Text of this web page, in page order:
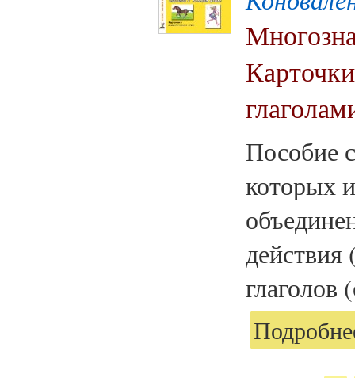
Пособие
которых
действия
глаголов